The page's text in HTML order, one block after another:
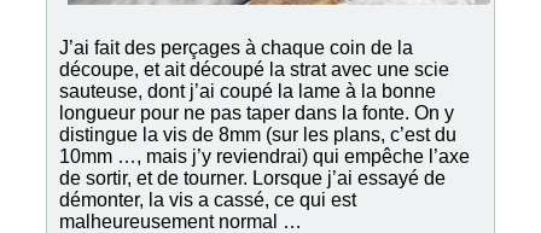
J’ai fait des perçages à chaque coin de la
découpe, et ait découpé la strat avec une scie
sauteuse, dont j’ai coupé la lame à la bonne
longueur pour ne pas taper dans la fonte. On y
distingue la vis de 8mm (sur les plans, c’est du
10mm …, mais j’y reviendrai) qui empêche l’axe
de sortir, et de tourner. Lorsque j’ai essayé de
démonter, la vis a cassé, ce qui est
malheureusement normal …